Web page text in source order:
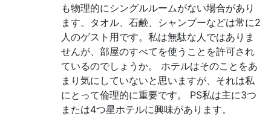
も物理的にシングルルームがない場合があり
ます。タオル、石鹸、シャンプーなどは常に2
人のゲスト用です。私は無駄な人ではありま
せんが、部屋のすべてを使うことを許可され
ているのでしょうか。 ホテルはそのことをあ
まり気にしていないと思いますが、それは私
にとって倫理的に重要です。 PS私は主に3つ
または4つ星ホテルに興味があります。